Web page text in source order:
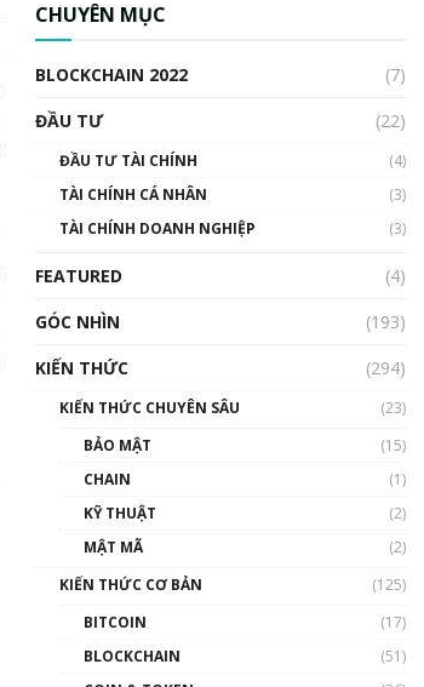
uptrend trong năm 2023? |
Phổ cập Blockchain
00:02:14
Nhìn lại năm 2022: Những
nhân vật ảnh hưởng nhất
hệ sinh thái tiền mã hoá |
Blockchain
Nhân sự tương lại ngành
Blockchain Việt Nam | Phổ
CHUYÊN MỤC
BLOCKCHAIN 2022
(7)
ĐẦU TƯ
(22)
ĐẦU TƯ TÀI CHÍNH
(4)
TÀI CHÍNH CÁ NHÂN
(3)
TÀI CHÍNH DOANH NGHIỆP
(3)
FEATURED
(4)
GÓC NHÌN
(193)
KIẾN THỨC
(294)
KIẾN THỨC CHUYÊN SÂU
(23)
BẢO MẬT
(15)
CHAIN
(1)
KỸ THUẬT
(2)
MẬT MÃ
(2)
KIẾN THỨC CƠ BẢN
(125)
BITCOIN
(17)
BLOCKCHAIN
(51)